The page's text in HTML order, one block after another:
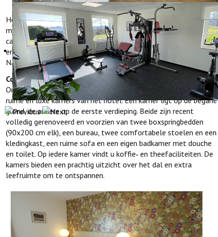
Het Boutique Hotel‑Restaurant Hollerather Hof verwelkomt u
met 15 uitnodigende tweepersoonskamers in vier stijlvolle
categorieën. Elke kamer is met zorg ingericht om rust, comfort
en een warme sfeer te bieden na een dag in de natuur van
Nationaal Park Eifel.
Comfort Plus
Onze twee Comfort Plus tweepersoonskamers zijn de meest
ruime en luxe kamers van het hotel. Eén kamer ligt op de begane
grond, de andere op de eerste verdieping. Beide zijn recent
volledig gerenoveerd en voorzien van twee boxspringbedden
(90x200 cm elk), een bureau, twee comfortabele stoelen en een
kledingkast, een ruime sofa en een eigen badkamer met douche
en toilet. Op iedere kamer vindt u koffie‑ en theefaciliteiten. De
kamers bieden een prachtig uitzicht over het dal en extra
leefruimte om te ontspannen.